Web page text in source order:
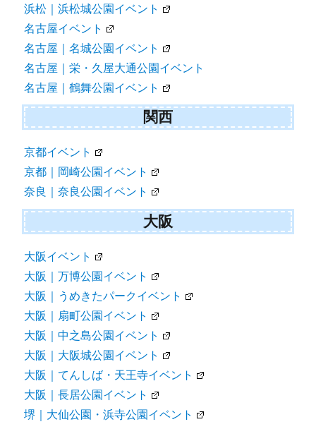
浜松｜浜松城公園イベント
名古屋イベント
名古屋｜名城公園イベント
名古屋｜栄・久屋大通公園イベント
名古屋｜鶴舞公園イベント
関西
京都イベント
京都｜岡崎公園イベント
奈良｜奈良公園イベント
大阪
大阪イベント
大阪｜万博公園イベント
大阪｜うめきたパークイベント
大阪｜扇町公園イベント
大阪｜中之島公園イベント
大阪｜大阪城公園イベント
大阪｜てんしば・天王寺イベント
大阪｜長居公園イベント
堺｜大仙公園・浜寺公園イベント